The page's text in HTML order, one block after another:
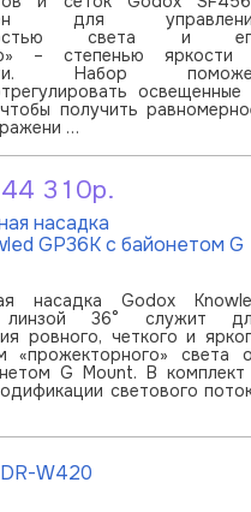
для
света и
– степенью яркости
Набор
освещенные
получить
…
310р.
насадка
GP36K с байонетом G
насадка Godox
36° служит
ровного, четкого и
«прожекторного» света
G Mount. В комплект
светового
W420